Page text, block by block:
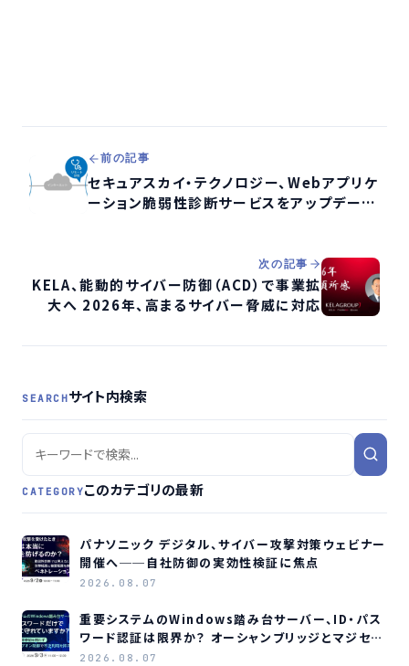
前の記事
セキュアスカイ・テクノロジー、Webアプリケ
ーション脆弱性診断サービスをアップデート
次の記事
KELA、能動的サイバー防御（ACD）で事業拡
大へ 2026年、高まるサイバー脅威に対応
SEARCHサイト内検索
CATEGORYこのカテゴリの最新
パナソニック デジタル、サイバー攻撃対策ウェビナー
開催へ──自社防御の実効性検証に焦点
2026.08.07
重要システムのWindows踏み台サーバー、ID・パス
ワード認証は限界か？ オーシャンブリッジとマジセミ
がウェビナー開催へ
2026.08.07